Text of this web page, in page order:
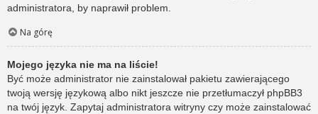
administratora, by naprawił problem.
Na górę
Mojego języka nie ma na liście!
Być może administrator nie zainstalował pakietu zawierającego
twoją wersję językową albo nikt jeszcze nie przetłumaczył phpBB3
na twój język. Zapytaj administratora witryny czy może zainstalować